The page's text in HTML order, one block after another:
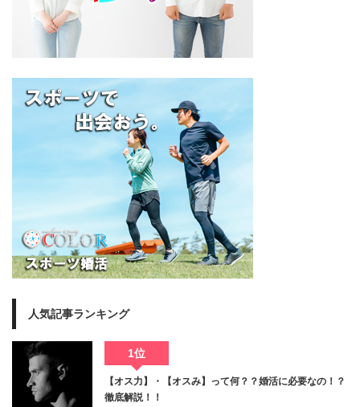
人気記事ランキング
1位
【オス力】・【オスみ】って何？？婚活に必要なの！？
徹底解説！！